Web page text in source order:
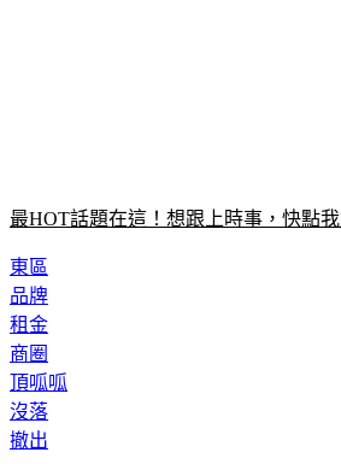
最HOT話題在這！想跟上時事，快點
東區
品牌
租金
商圈
頂呱呱
沒落
撤出